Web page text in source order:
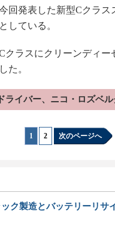
回発表した新型Cクラス
している。
ラスにクリーンディー
た。
ライバー、ニコ・ロズベル
1 2 次のページへ
ク製造とバッテリーリサ